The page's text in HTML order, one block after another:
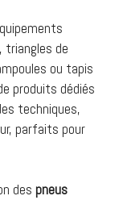
, triangles de
ou tapis
produits dédiés
techniques,
parfaits pour
des pneus